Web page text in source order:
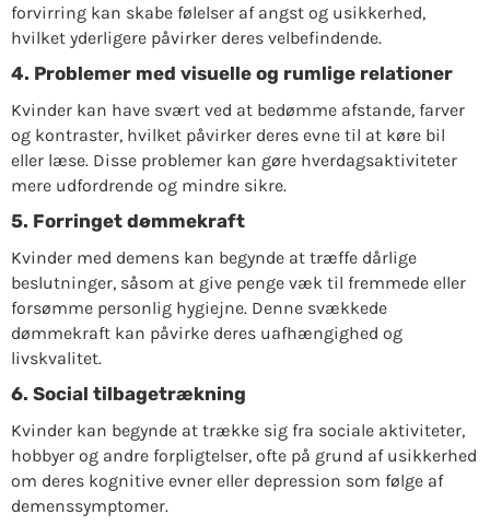
forvirring kan skabe følelser af angst og usikkerhed,
hvilket yderligere påvirker deres velbefindende.
4. Problemer med visuelle og rumlige relationer
Kvinder kan have svært ved at bedømme afstande, farver
og kontraster, hvilket påvirker deres evne til at køre bil
eller læse. Disse problemer kan gøre hverdagsaktiviteter
mere udfordrende og mindre sikre.
5. Forringet dømmekraft
Kvinder med demens kan begynde at træffe dårlige
beslutninger, såsom at give penge væk til fremmede eller
forsømme personlig hygiejne. Denne svækkede
dømmekraft kan påvirke deres uafhængighed og
livskvalitet.
6. Social tilbagetrækning
Kvinder kan begynde at trække sig fra sociale aktiviteter,
hobbyer og andre forpligtelser, ofte på grund af usikkerhed
om deres kognitive evner eller depression som følge af
demenssymptomer.